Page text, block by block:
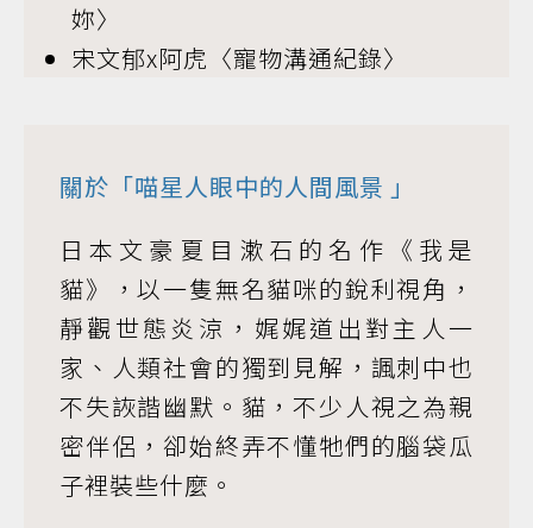
妳〉
宋文郁x阿虎〈寵物溝通紀錄〉
關於「喵星人眼中的人間風景 」
日本文豪夏目漱石的名作《我是
貓》，以一隻無名貓咪的銳利視角，
靜觀世態炎涼，娓娓道出對主人一
家、人類社會的獨到見解，諷刺中也
不失詼諧幽默。貓，不少人視之為親
密伴侶，卻始終弄不懂牠們的腦袋瓜
子裡裝些什麼。